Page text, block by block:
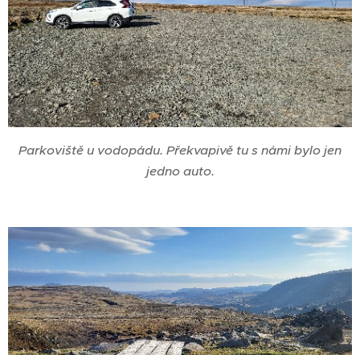
Parkoviště u vodopádu. Překvapivě tu s námi bylo jen
jedno auto.